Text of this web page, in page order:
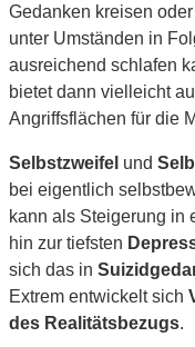
Gedanken kreisen
unter Umständen in
ausreichend schlafen
bietet dann vielleicht
Angriffsflächen für die
Selbstzweifel und
bei eigentlich
kann als Steigerung in
hin zur tiefsten
sich das in
Extrem entwickelt sich
des Realitätsbezugs.